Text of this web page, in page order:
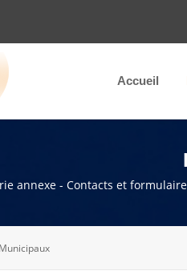
Accueil
annexe - Contacts et